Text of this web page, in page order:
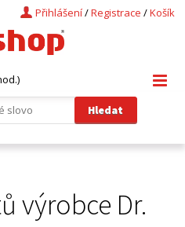
Košík
/
Registrace
/
Přihlášení
výrobce Dr.